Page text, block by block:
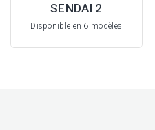
SENDAI 2
Disponible en 6 modèles